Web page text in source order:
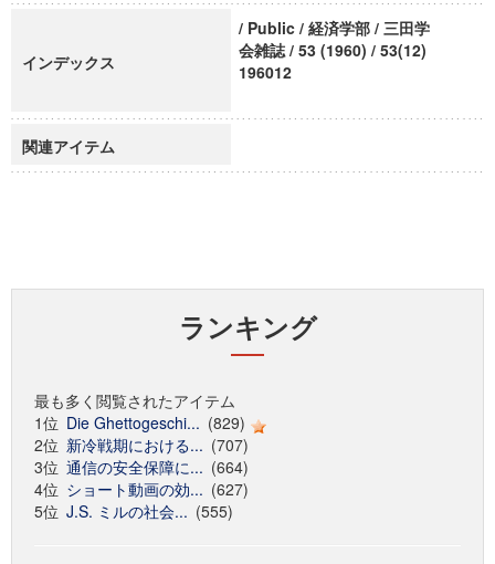
インデックス
/ Public / 経済学部 / 三田学
会雑誌 / 53 (1960) / 53(12)
196012
関連アイテム
ランキング
最も多く閲覧されたアイテム
1位 Die Ghettogeschi... (829)
2位 新冷戦期における... (707)
3位 通信の安全保障に... (664)
4位 ショート動画の効... (627)
5位 J.S. ミルの社会... (555)